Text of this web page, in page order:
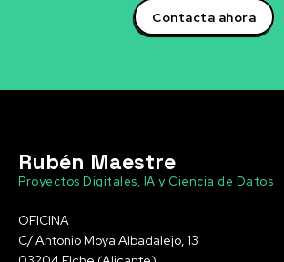
Contacta ahora
Rubén Maestre
Proyectos Digitales, IA y Ciencia de Datos
OFICINA
C/ Antonio Moya Albadalejo, 13